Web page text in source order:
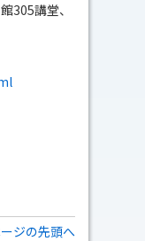
305講堂、
ジの先頭へ